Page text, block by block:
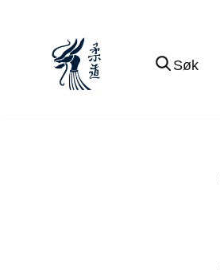
innholdet
Søk